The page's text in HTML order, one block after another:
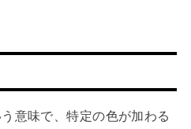
意味で、特定の色が加わる